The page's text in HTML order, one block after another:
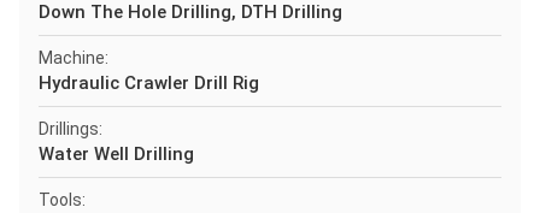
Down The Hole Drilling, DTH Drilling
Machine:
Hydraulic Crawler Drill Rig
Drillings:
Water Well Drilling
Tools: